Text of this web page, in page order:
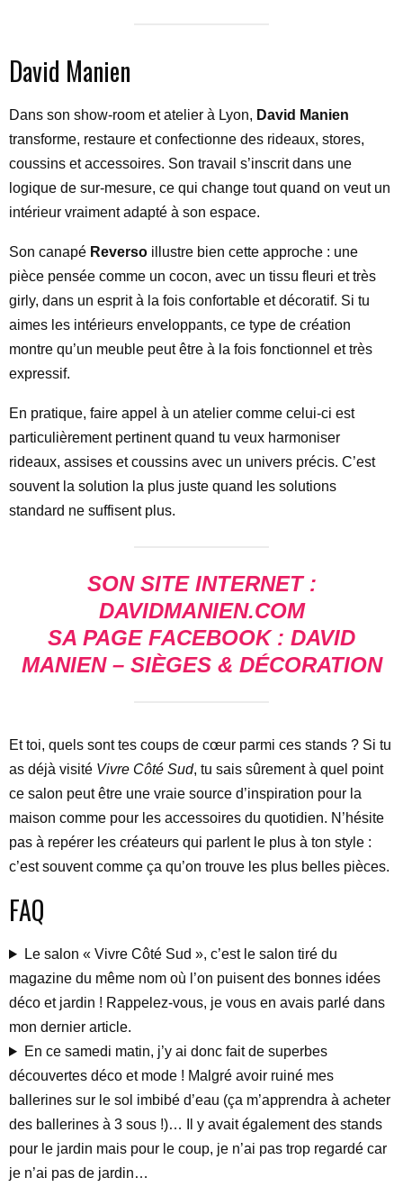
David Manien
Dans son show-room et atelier à Lyon, David Manien
transforme, restaure et confectionne des rideaux, stores,
coussins et accessoires. Son travail s’inscrit dans une
logique de sur-mesure, ce qui change tout quand on veut un
intérieur vraiment adapté à son espace.
Son canapé Reverso illustre bien cette approche : une
pièce pensée comme un cocon, avec un tissu fleuri et très
girly, dans un esprit à la fois confortable et décoratif. Si tu
aimes les intérieurs enveloppants, ce type de création
montre qu’un meuble peut être à la fois fonctionnel et très
expressif.
En pratique, faire appel à un atelier comme celui-ci est
particulièrement pertinent quand tu veux harmoniser
rideaux, assises et coussins avec un univers précis. C’est
souvent la solution la plus juste quand les solutions
standard ne suffisent plus.
SON SITE INTERNET :
DAVIDMANIEN.COM
SA PAGE FACEBOOK : DAVID
MANIEN – SIÈGES & DÉCORATION
Et toi, quels sont tes coups de cœur parmi ces stands ? Si tu
as déjà visité Vivre Côté Sud, tu sais sûrement à quel point
ce salon peut être une vraie source d’inspiration pour la
maison comme pour les accessoires du quotidien. N’hésite
pas à repérer les créateurs qui parlent le plus à ton style :
c’est souvent comme ça qu’on trouve les plus belles pièces.
FAQ
Le salon « Vivre Côté Sud », c’est le salon tiré du
magazine du même nom où l’on puisent des bonnes idées
déco et jardin ! Rappelez-vous, je vous en avais parlé dans
mon dernier article.
En ce samedi matin, j’y ai donc fait de superbes
découvertes déco et mode ! Malgré avoir ruiné mes
ballerines sur le sol imbibé d’eau (ça m’apprendra à acheter
des ballerines à 3 sous !)… Il y avait également des stands
pour le jardin mais pour le coup, je n’ai pas trop regardé car
je n’ai pas de jardin…